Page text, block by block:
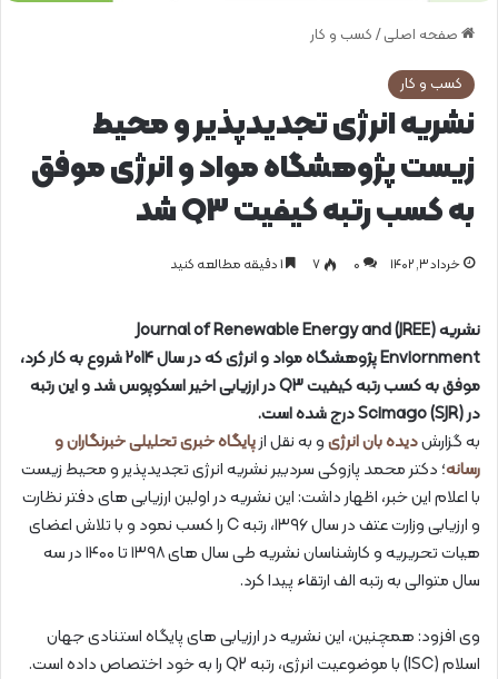
صفحه اصلی / کسب و کار
کسب و کار
نشریه انرژی تجدید‌پذیر و محیط
زیست پژوهشگاه مواد و انرژی موفق
به کسب رتبه ‌کیفیت Q3 شد
خرداد ۳, ۱۴۰۲ 0 ۷
نشریه (JREE) Journal of Renewable Energy and
Enviornment پژوهشگاه مواد و انرژی که در سال 2014 شروع به کار کرد،
موفق به کسب رتبه ‌کیفیت Q3 در ارزیابی اخیر اسکوپوس شد و این رتبه
در Scimago (SJR) درج شده است.
به گزارشدیده بان انرژیو به نقل ازپایگاه خبری تحلیلی خبرنگاران و
رسانه؛ دکتر محمد پازوکی سردبیر نشریه انرژی تجدید‌پذیر و محیط زیست
با اعلام این خبر، اظهار داشت: این نشریه در اولین ارزیابی‌ های دفتر نظارت
و ارزیابی وزارت عتف در سال ۱۳۹۶، رتبه C را کسب نمود و با تلاش اعضای
هیات تحریریه و کارشناسان نشریه طی سال‌ های ۱۳۹۸ تا ۱۴۰۰ در سه
سال متوالی به رتبه الف ارتقاء پیدا کرد.
وی افزود: همچنین، این نشریه در ارزیابی‌ های پایگاه استنادی جهان
اسلام (ISC) با موضوعیت انرژی، رتبه Q2 را به خود اختصاص داده است.